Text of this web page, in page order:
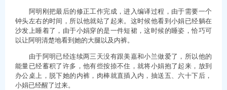
阿明刚把最后的修正工作完成，进入编译过程，由于需要一个
钟头左右的时间，所以他就站了起来。这时候他看到小娟已经躺在
沙发上睡着了，由于小娟穿的是一件短裙，这时候的睡姿，恰巧可
以让阿明清楚地看到她的大腿以及内裤。
由于阿明已经连续两三天没有跟美嘉和小兰做爱了，所以他的
能量已经蓄积了许多，他有些按捺不住，就将小娟抱了起来，放到
办公桌上，脱下她的内裤，肉棒就直插入内，抽送五、六十下后，
小娟已经醒了过来。